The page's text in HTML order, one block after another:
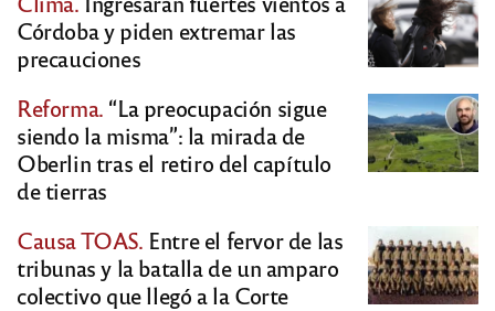
Córdoba y piden extremar las
precauciones
Reforma. “La preocupación sigue
siendo la misma”: la mirada de
Oberlin tras el retiro del capítulo
de tierras
Causa TOAS. Entre el fervor de las
tribunas y la batalla de un amparo
colectivo que llegó a la Corte